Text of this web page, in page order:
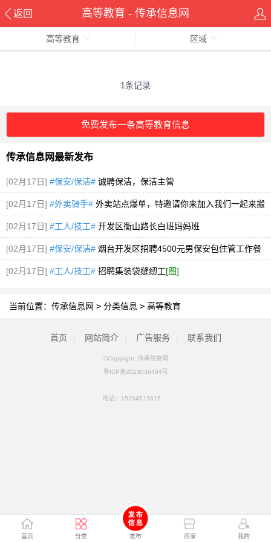
返回 高等教育 - 传承信息网
首页 分类 发布 商家 我的
高等教育 区域
1条记录
免费发布一条高等教育信息
传承信息网最新发布
[02月17日] #保安/保洁# 诚聘保洁，保洁主管
[02月17日] #外卖骑手# 外卖站点爆单，特邀请你来加入我们一起来搬
金砖!
[02月17日] #工人/技工# 开发区衡山路长白班妈妈班
[02月17日] #保安/保洁# 烟台开发区招聘4500元男保安包住管工作餐
[02月17日] #工人/技工# 招聘集装袋缝纫工[图]
当前位置： 传承信息网 > 分类信息 > 高等教育
首页 网站简介 广告服务 联系我们
©Copyright 传承信息网
鲁ICP备2023036494号
电话： 15264513816